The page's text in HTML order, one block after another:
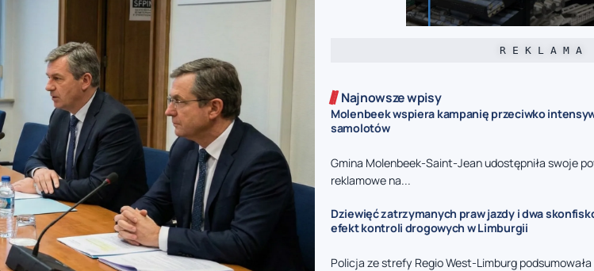
R E K L A M A
Najnowsze wpisy
Molenbeek wspiera kampanię przeciwko
samolotów
Gmina Molenbeek-Saint-Jean udostępniła swoje
reklamowe na...
Dziewięć zatrzymanych praw jazdy i dwa
efekt kontroli drogowych w Limburgii
Policja ze strefy Regio West-Limburg